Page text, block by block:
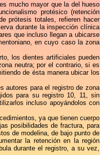
mucho mayor que la del hueso
protésico (retención
prótesis totales, refieren hacer
durante la inspección clínica
que incluso llegan a ubicarse
en cuyo caso la zona
los dientes artificiales pueden
neutra; por el contrario, si es
de ésta manera ubicar los
autores para el registro de zona
para su registro 10, 11, sin
incluso apoyándolos con
ya que tienen cuerpo
posibilidades de fractura, para
de modelina, de bajo punto de
la retención en la región
durante el registro, a su vez,